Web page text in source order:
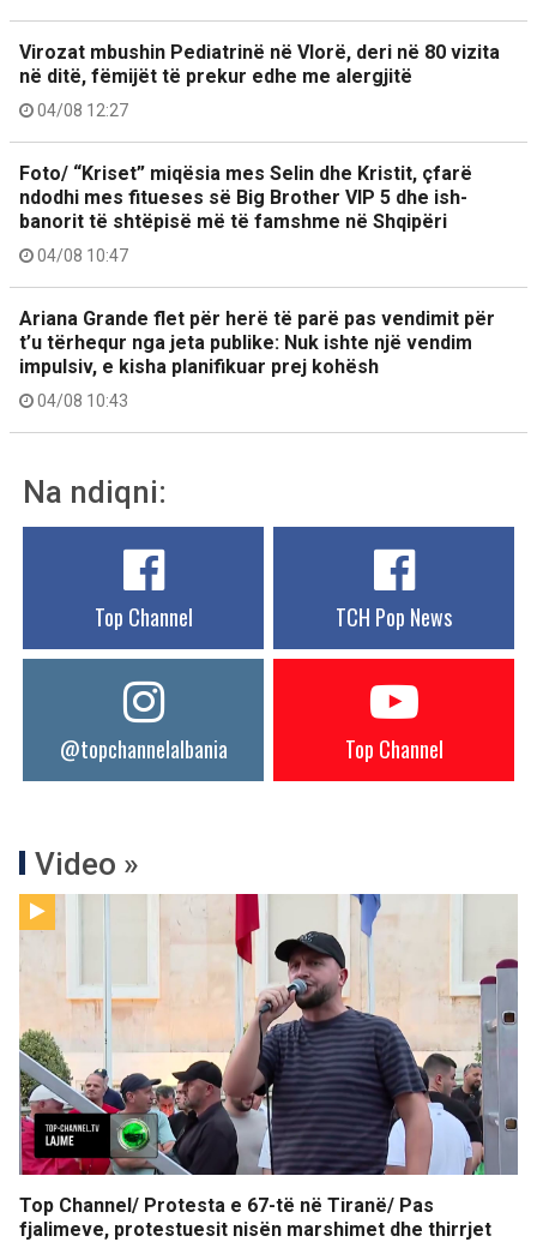
Virozat mbushin Pediatrinë në Vlorë, deri në 80 vizita
në ditë, fëmijët të prekur edhe me alergjitë
04/08 12:27
Foto/ “Kriset” miqësia mes Selin dhe Kristit, çfarë
ndodhi mes fitueses së Big Brother VIP 5 dhe ish-
banorit të shtëpisë më të famshme në Shqipëri
04/08 10:47
Ariana Grande flet për herë të parë pas vendimit për
t’u tërhequr nga jeta publike: Nuk ishte një vendim
impulsiv, e kisha planifikuar prej kohësh
04/08 10:43
Na ndiqni:
Top Channel TCH Pop News
@topchannelalbania Top Channel
Video »
Top Channel/ Protesta e 67-të në Tiranë/ Pas
fjalimeve, protestuesit nisën marshimet dhe thirrjet